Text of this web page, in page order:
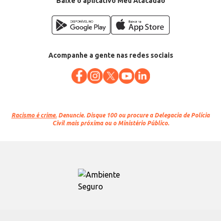
Acompanhe a gente nas redes sociais
Racismo é crime. Denuncie. Disque 100 ou procure a Delegacia de Polícia
Civil mais próxima ou o Ministério Público.